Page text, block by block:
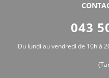
043
Du lundi au vendredi de 10h à